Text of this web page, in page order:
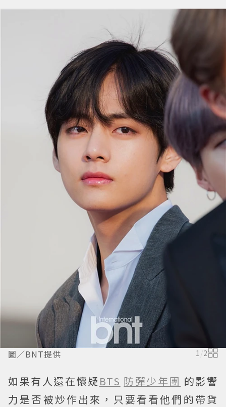
圖／BNT提供 1/2
如果有人還在懷疑 BTS 防彈少年團 的影響
力是否被炒作出來，只要看看他們的帶貨